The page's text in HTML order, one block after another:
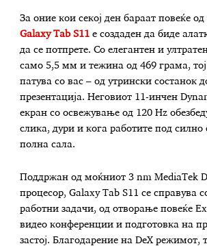
За оние кои секој ден бараат повеќе од
Galaxy Tab S11 е создаден да биде
да се потпрете. Со елегантен и
само 5,5 мм и тежина од 469 грама, тој
патува со вас – од утрински состанок
презентација. Неговиот 11-инчен
екран со освежување од 120 Hz
слика, дури и кога работите под силно
полна сала.
Поддржан од моќниот 3 nm MediaTek
процесор, Galaxy Tab S11 се справува
работни задачи, од отворање повеќе
видео конференции и подготовка на
застој. Благодарение на DeX режимот,